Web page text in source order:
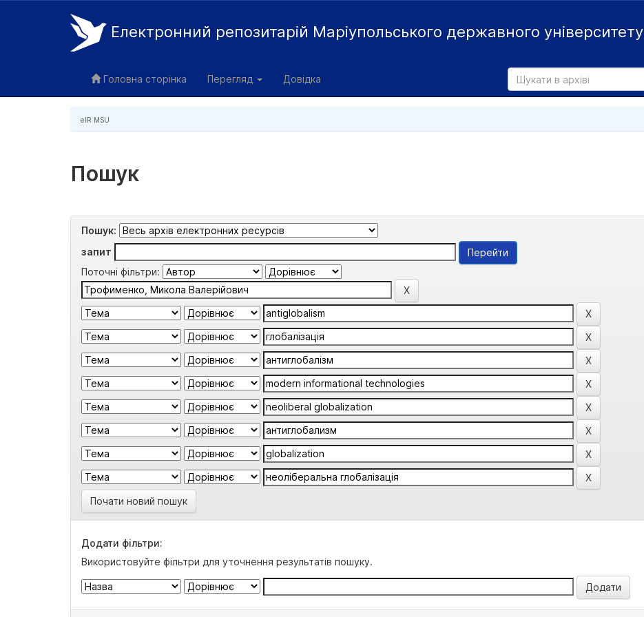
Електронний репозитарій Маріупольського державного університету
Головна сторінка Перегляд Довідка
eIR MSU
Пошук
Пошук:
запит
Поточні фільтри:
Почати новий пошук
Додати фільтри:
Використовуйте фільтри для уточнення результатів пошуку.